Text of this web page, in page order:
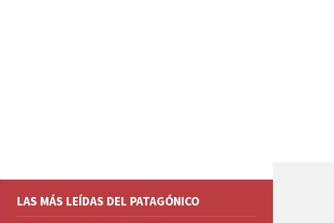
LAS MÁS LEÍDAS DEL PATAGÓNICO